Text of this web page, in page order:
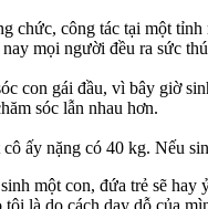
chức, công tác tại một
mọi người đều ra sức
con gái đầu, vì bây giờ
sóc lẫn nhau hơn.
ấy nặng có 40 kg. Nếu
một con, đứa trẻ sẽ
là do cách dạy dỗ của